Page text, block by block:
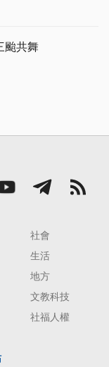
颱共舞
社會
生活
地方
文教科技
社福人權